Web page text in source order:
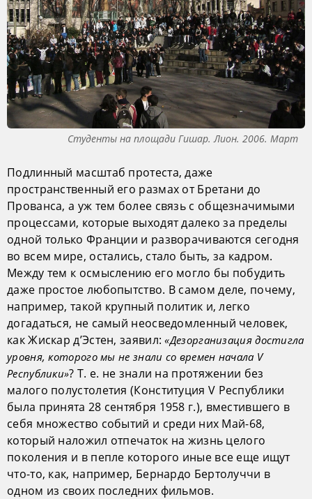
Студенты на площади Гишар. Лион. 2006. Март
Подлинный масштаб протеста, даже
пространственный его размах от Бретани до
Прованса, а уж тем более связь с общезначимыми
процессами, которые выходят далеко за пределы
одной только Франции и разворачиваются сегодня
во всем мире, остались, стало быть, за кадром.
Между тем к осмыслению его могло бы побудить
даже простое любопытство. В самом деле, почему,
например, такой крупный политик и, легко
догадаться, не самый неосведомленный человек,
как Жискар д’Эстен, заявил:«Дезорганизация достигла
уровня, которого мы не знали со времен начала V
Республики»? Т. е. не знали на протяжении без
малого полустолетия (Конституция V Республики
была принята 28 сентября 1958 г.), вместившего в
себя множество событий и среди них Май-68,
который наложил отпечаток на жизнь целого
поколения и в пепле которого иные все еще ищут
что-то, как, например, Бернардо Бертолуччи в
одном из своих последних фильмов.